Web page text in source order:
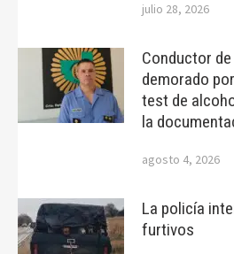
julio 28, 2026
Conductor
demorado
test de
la
agosto 4, 2026
La policía
furtivos